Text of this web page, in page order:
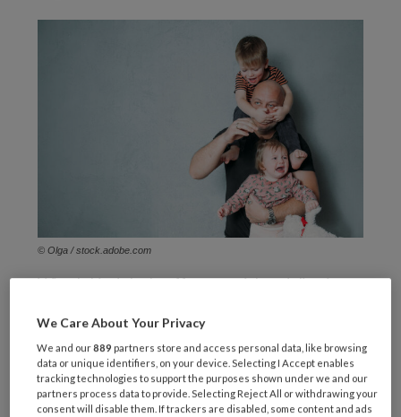
© Olga / stock.adobe.com
Wie als kind slachtoffer van mishandeling is
oudergedrag en heeft een verhoogde kans zijn
eigen kind te mishandelen (Greene et al.,
2020). Bij onderzoek naar de gevolgen van
mishandeling in de jeugd voor het ouderschap
We Care About Your Privacy
We and our889 partners store and access personal data, like browsing
data or unique identifiers, on your device. Selecting I Accept enables
tracking technologies to support the purposes shown under we and our
partners process data to provide. Selecting Reject All or withdrawing your
consent will disable them. If trackers are disabled, some content and ads